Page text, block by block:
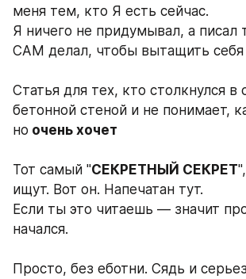
меня тем, кто Я есть сейчас.
Я ничего не придумывал, а писал
САМ делал, чтобы вытащить
Статья для тех, кто столкнулся в
бетонной стеной и не понимает,
но очень хочет
Тот самый "СЕКРЕТНЫЙ СЕКРЕТ
ищут. Вот он. Напечатан тут.
Если ты это читаешь — значит
начался.
Просто, без еботни. Сядь и